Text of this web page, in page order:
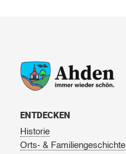
ENTDECKEN
Historie
Orts- & Familiengeschichte